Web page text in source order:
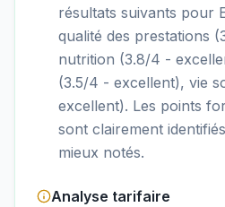
résultats suivants pour
qualité des prestations
nutrition (3.8/4 -
(3.5/4 - excellent), vie
excellent). Les points
sont clairement
mieux notés.
Analyse tarifaire